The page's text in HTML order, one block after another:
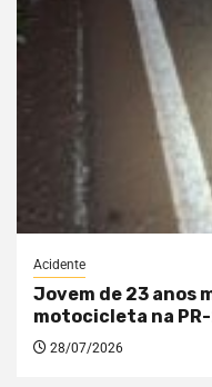
Acidente
Jovem de 23 anos
motocicleta na
28/07/2026